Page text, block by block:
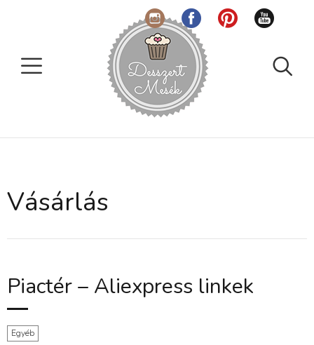
Vásárlás
Piactér – Aliexpress linkek
Egyéb